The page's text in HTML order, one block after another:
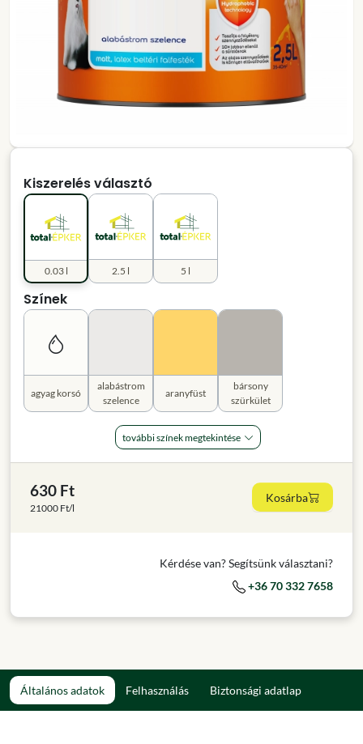
Kiszerelés választó
0.03 l 2.5 l 5 l
Színek
agyag korsó
alabástrom
szelence
aranyfüst
bársony
szürkület
további színek megtekintése
630 Ft
21000 Ft/l
Kosárba
Kérdése van? Segítsünk választani?
+36 70 332 7658
Általános adatok Felhasználás Biztonsági adatlap